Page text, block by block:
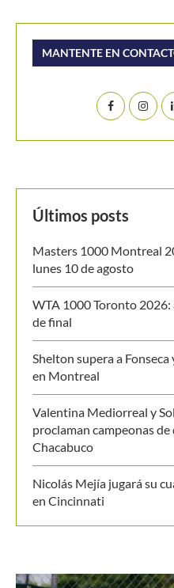
Masters 1000 Montreal
WTA 1000 Toronto 2026:
de final
Shelton supera a Fonseca
en Montreal
Valentina Mediorreal y Sol
proclaman campeonas
Chacabuco
Nicolás Mejía jugará su
en Cincinnati